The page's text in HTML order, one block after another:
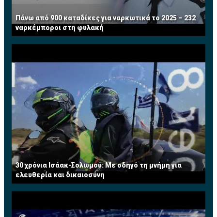
Πάνω από 900 καταδίκες για ναρκωτικά το 2025 – 232
ναρκέμποροι στη φυλακή
30 χρόνια Ισάακ-Σολωμού: Με οδηγό τη μνήμη για
ελευθερία και δικαιοσύνη